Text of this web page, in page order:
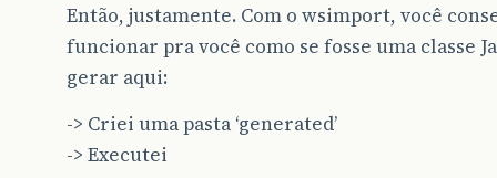
Então, justamente. Com o wsimport, você
funcionar pra você como se fosse uma classe
gerar aqui:
-> Criei uma pasta ‘generated’
-> Executei